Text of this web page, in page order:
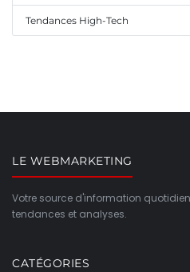
Tendances High-Tech
LE WEBMARKETING
Votre source d'information
tendances et analyses.
CATÉGORIES